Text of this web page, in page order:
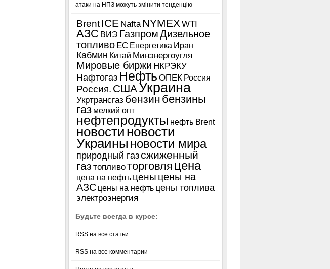
атаки на НПЗ можуть змінити тенденцію
Brent ICE Nafta NYMEXWTI
АЗС ВИЭ ГазпромДизельное
топливо ЕС Енергетика Иран
Кабмин Китай Минэнергоугля
Мировые биржи НКРЭКУ
Нафтогаз Нефть ОПЕК Россия
Россия. СШАУкраина
Укртрансгаз бензин бензины
газ мелкий опт
нефтепродукты нефть Brent
новости новости
Украины новости мира
природный газсжиженный
газ топливоторговля цена
цена на нефть цены цены на
АЗС цены на нефть цены топлива
электроэнергия
Будьте всегда в курсе:
RSS на все статьи
RSS на все комментарии